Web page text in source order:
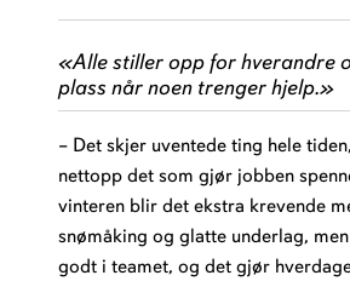
«Alle stiller opp for hverandre
plass når noen trenger hjelp.»
– Det skjer uventede ting hele
nettopp det som gjør jobben
vinteren blir det ekstra krevende
snømåking og glatte underlag,
godt i teamet, og det gjør